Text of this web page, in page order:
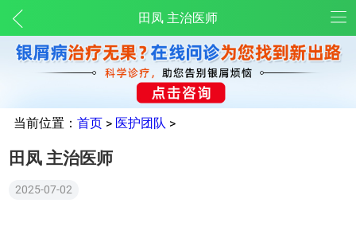
田凤 主治医师
当前位置： 首页> 医护团队 >
田凤 主治医师
2025-07-02